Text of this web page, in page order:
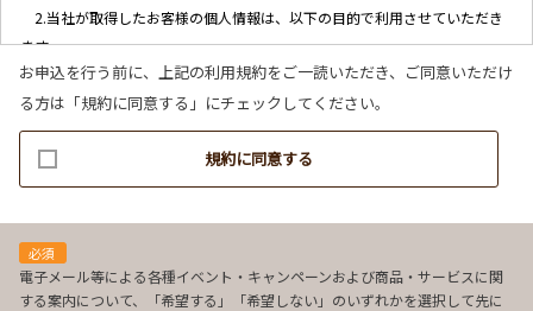
2.当社が取得したお客様の個人情報は、以下の目的で利用させていただき
ます。
(1)お客様リクエストに対応するにあたって問題が発生した場合の確認・
連絡
(2)お客様から照会があった場合のリクエスト情報の確認
(3)お客様に不利益を与えないために行う、お客様に対する迅速なご連絡
（電子メール、電話、郵送によるご連絡）
(5)商品の企画・開発あるいはお客様満足向上策などの検討のためのお客
様アンケート調査の実施
お申込を行う前に、上記の利用規約をご一読いただき、ご同意いただけ
る方は「規約に同意する」にチェックしてください。
規約に同意する
必須
電子メール等による各種イベント・キャンペーンおよび商品・サービスに関
する案内について、「希望する」「希望しない」のいずれかを選択して先に